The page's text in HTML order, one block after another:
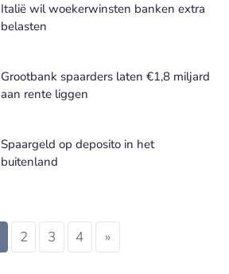
Italië wil woekerwinsten banken extra
belasten
Grootbank spaarders laten €1,8 miljard
aan rente liggen
Spaargeld op deposito in het
buitenland
2 3 4 »